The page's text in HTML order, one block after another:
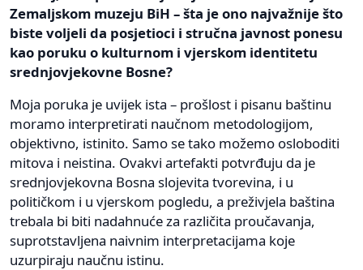
Zemaljskom muzeju BiH – šta je ono najvažnije što
biste voljeli da posjetioci i stručna javnost ponesu
kao poruku o kulturnom i vjerskom identitetu
srednjovjekovne Bosne?
Moja poruka je uvijek ista – prošlost i pisanu baštinu
moramo interpretirati naučnom metodologijom,
objektivno, istinito. Samo se tako možemo osloboditi
mitova i neistina. Ovakvi artefakti potvrđuju da je
srednjovjekovna Bosna slojevita tvorevina, i u
političkom i u vjerskom pogledu, a preživjela baština
trebala bi biti nadahnuće za različita proučavanja,
suprotstavljena naivnim interpretacijama koje
uzurpiraju naučnu istinu.